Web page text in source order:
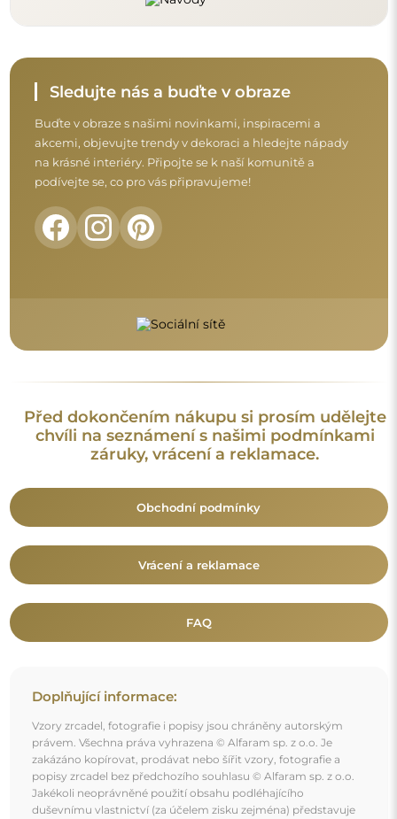
Sledujte nás a buďte v obraze
Buďte v obraze s našimi novinkami, inspiracemi a
akcemi, objevujte trendy v dekoraci a hledejte nápady
na krásné interiéry. Připojte se k naší komunitě a
podívejte se, co pro vás připravujeme!
Před dokončením nákupu si prosím udělejte
chvíli na seznámení s našimi podmínkami
záruky, vrácení a reklamace.
Obchodní podmínky
Vrácení a reklamace
FAQ
Doplňující informace:
Vzory zrcadel, fotografie i popisy jsou chráněny autorským
právem. Všechna práva vyhrazena © Alfaram sp. z o.o. Je
zakázáno kopírovat, prodávat nebo šířit vzory, fotografie a
popisy zrcadel bez předchozího souhlasu © Alfaram sp. z o.o.
Jakékoli neoprávněné použití obsahu podléhajícího
duševnímu vlastnictví (za účelem zisku zejména) představuje